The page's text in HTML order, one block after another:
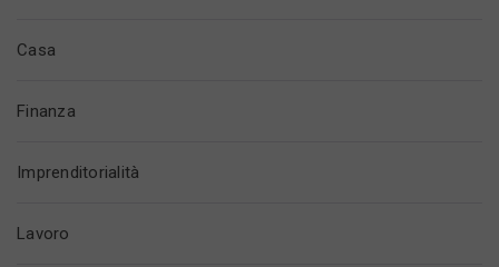
Casa
Finanza
Imprenditorialità
Lavoro